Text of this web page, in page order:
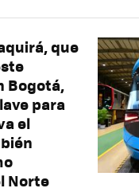
que
Bogotá,
para
el
Norte